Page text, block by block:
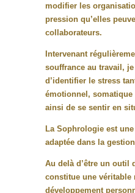
modifier les
pression qu’elles
collaborateurs.
Intervenant
souffrance au travail,
d’identifier le stress
émotionnel,
ainsi de se sentir en
La Sophrologie est
adaptée dans la
Au delà d’être un outil
constitue une véritable
développement